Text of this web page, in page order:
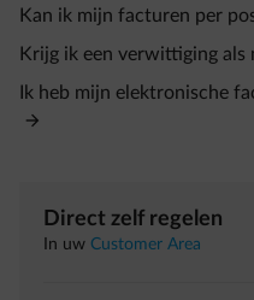
Kan ik mijn facturen per
Krijg ik een verwittiging
Ik heb mijn elektronische
Direct zelf regelen
In uw Customer Area